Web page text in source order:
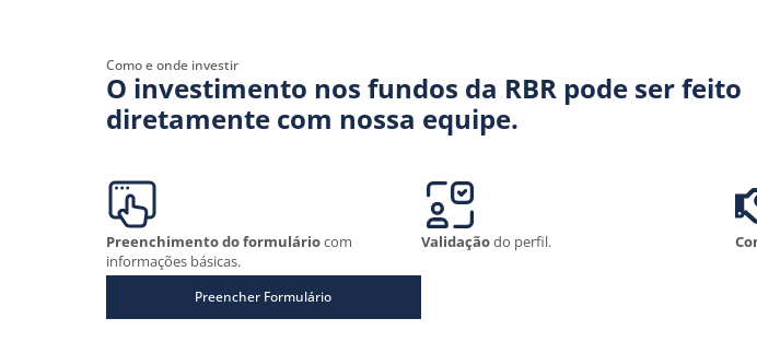
Como e onde investir
O investimento nos fundos da RBR pode ser feito
diretamente com nossa equipe.
Preenchimento do formuláriocom
informações básicas.
Preencher Formulário
Validaçãodo perfil.